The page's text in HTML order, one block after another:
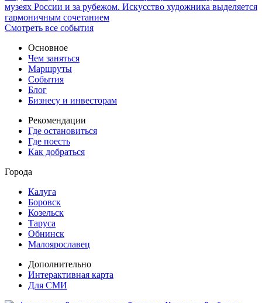
музеях России и за рубежом. Искусство художника выделяется
гармоничным сочетанием
Смотреть все события
Основное
Чем заняться
Маршруты
События
Блог
Бизнесу и инвесторам
Рекомендации
Где остановиться
Где поесть
Как добраться
Города
Калуга
Боровск
Козельск
Таруса
Обнинск
Малоярославец
Дополнительно
Интерактивная карта
Для СМИ